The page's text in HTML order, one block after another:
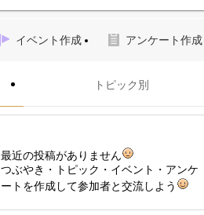
イベント作成 アンケート作成
トピック別
最近の投稿がありません
つぶやき・トピック・イベント・アンケ
ートを作成して参加者と交流しよう